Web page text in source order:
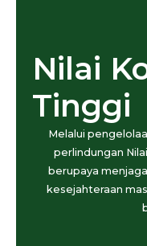
Nilai
Tinggi
Melalui
perlindungan
berupaya
kesejahteraan